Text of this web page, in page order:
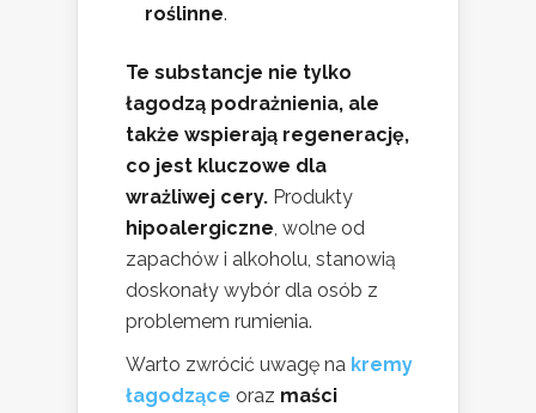
roślinne.
Te substancje nie tylko
łagodzą podrażnienia, ale
także wspierają regenerację,
co jest kluczowe dla
wrażliwej cery. Produkty
hipoalergiczne , wolne od
zapachów i alkoholu, stanowią
doskonały wybór dla osób z
problemem rumienia.
Warto zwrócić uwagę na kremy
łagodzące oraz maści